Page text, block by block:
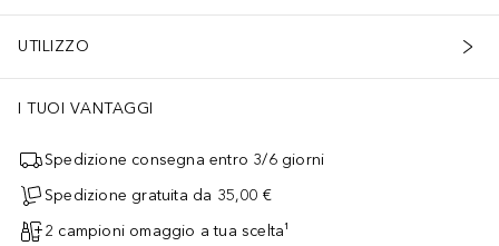
UTILIZZO
I TUOI VANTAGGI
Spedizione consegna entro 3/6 giorni
Spedizione gratuita da 35,00 €
2 campioni omaggio a tua scelta¹